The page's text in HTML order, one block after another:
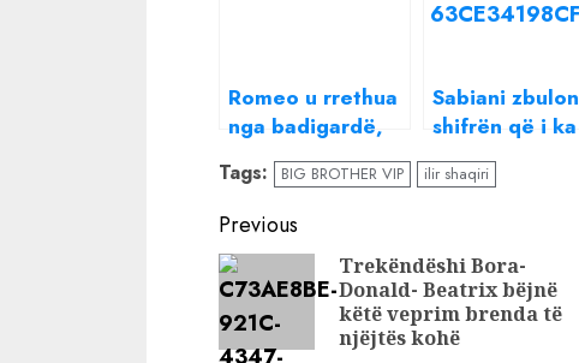
Romeo u rrethua
nga badigardë,
Ilir Shaqiri reagon
një natë pas
fitores
Sabiani zbulon
shifrën që i ka
dhuruar Ilir
Shaqiri pas
Tags: BIG BROTHER VIP ilir shaqiri
Continue
Reading
Previous
Trekëndëshi Bora-
Donald- Beatrix bëjnë
këtë veprim brenda të
njëjtës kohë